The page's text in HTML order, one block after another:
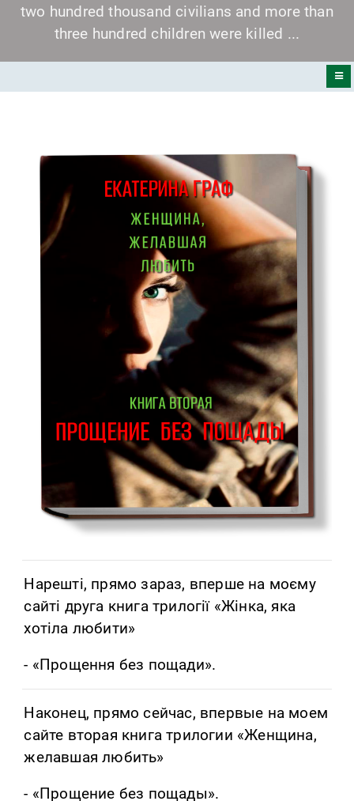
two hundred thousand civilians and more than
three hundred children were killed ...
Нарешті, прямо зараз, вперше на моєму
сайті друга книга трилогії «Жінка, яка
хотіла любити»
- «Прощення без пощади».
Наконец, прямо сейчас, впервые на моем
сайте вторая книга трилогии «Женщина,
желавшая любить»
- «Прощение без пощады».